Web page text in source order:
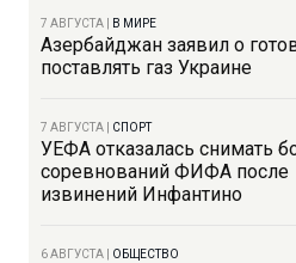
7 АВГУСТА В МИРЕ
Азербайджан заявил о
поставлять газ Украине
7 АВГУСТА СПОРТ
УЕФА отказалась снимать
соревнований ФИФА после
извинений Инфантино
6 АВГУСТА ОБЩЕСТВО